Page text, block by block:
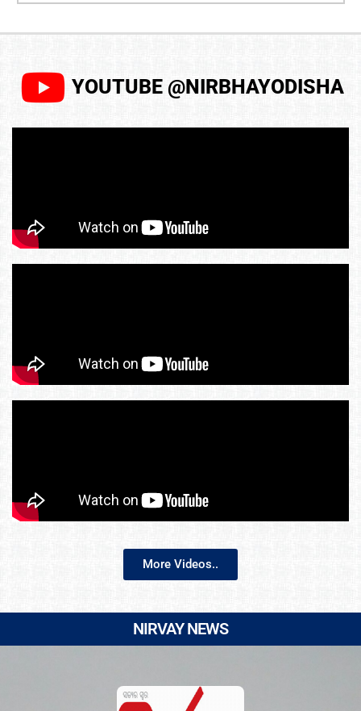
YOUTUBE @NIRBHAYODISHA
More Videos..
NIRVAY NEWS